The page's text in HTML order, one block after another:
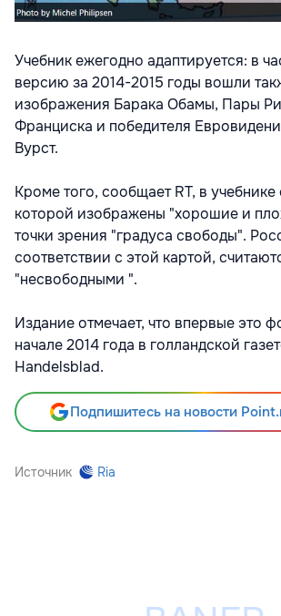
Учебник ежегодно адаптируется: в
версию за 2014-2015 годы вошли
изображения Барака Обамы, Пары
Франциска и победителя
Вурст.
Кроме того, сообщает RT, в учебнике
которой изображены "хорошие и
точки зрения "градуса свободы".
соответствии с этой картой,
"несвободными ".
Издание отмечает, что впервые это
начале 2014 года в голландской
Handelsblad.
Подпишитесь на новости
Источник Ria